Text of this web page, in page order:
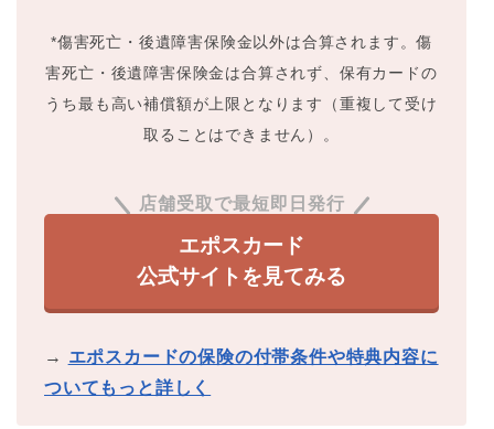
*傷害死亡・後遺障害保険金以外は合算されます。傷
害死亡・後遺障害保険金は合算されず、保有カードの
うち最も高い補償額が上限となります（重複して受け
取ることはできません）。
店舗受取で最短即日発行
エポスカード
公式サイトを見てみる
→ エポスカードの保険の付帯条件や特典内容に
ついてもっと詳しく